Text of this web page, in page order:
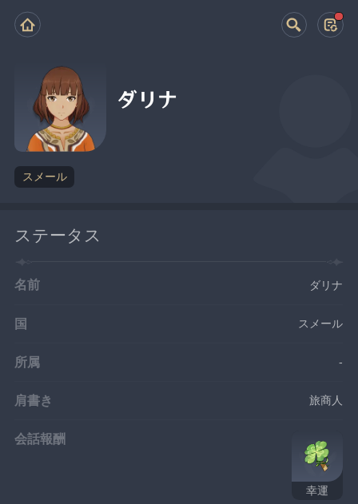
ダリナ
スメール
ステータス
名前 ダリナ
国 スメール
所属 -
肩書き 旅商人
会話報酬
幸運